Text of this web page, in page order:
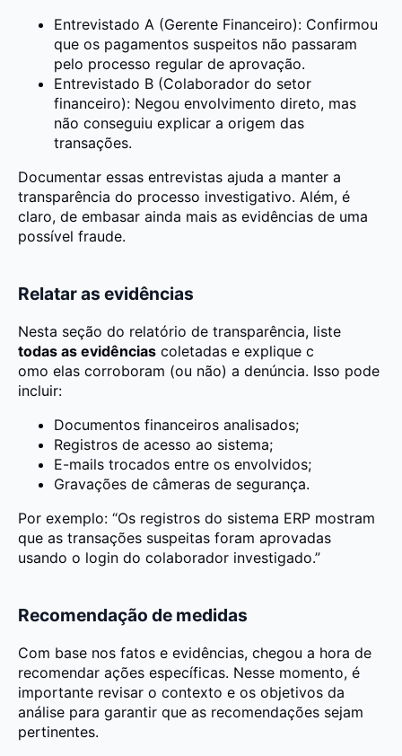
Entrevistado A (Gerente Financeiro): Confirmou
que os pagamentos suspeitos não passaram
pelo processo regular de aprovação.
Entrevistado B (Colaborador do setor
financeiro): Negou envolvimento direto, mas
não conseguiu explicar a origem das
transações.
Documentar essas entrevistas ajuda a manter a
transparência do processo investigativo. Além, é
claro, de embasar ainda mais as evidências de uma
possível fraude.
Relatar as evidências
Nesta seção do relatório de transparência, liste
todas as evidências coletadas e explique c
omo elas corroboram (ou não) a denúncia. Isso pode
incluir:
Documentos financeiros analisados;
Registros de acesso ao sistema;
E-mails trocados entre os envolvidos;
Gravações de câmeras de segurança.
Por exemplo: “Os registros do sistema ERP mostram
que as transações suspeitas foram aprovadas
usando o login do colaborador investigado.”
Recomendação de medidas
Com base nos fatos e evidências, chegou a hora de
recomendar ações específicas. Nesse momento, é
importante revisar o contexto e os objetivos da
análise para garantir que as recomendações sejam
pertinentes.